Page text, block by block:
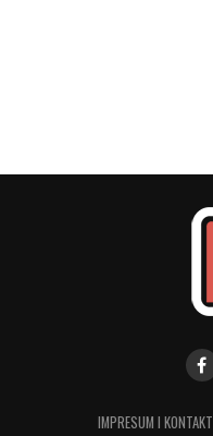
IMPRESUM I KONTAKT